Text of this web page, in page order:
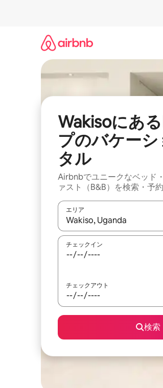
Wakisoにあ
プのバケー
タル
Airbnbでユニークなベッド
ァスト（B&B）を検索・予
エリア
検索結果が表示されたら、上
チェックイン
チェックアウト
検索